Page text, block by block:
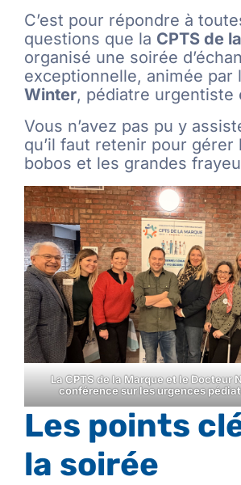
C’est pour répondre à
questions que la CPTS de
organisé une soirée
exceptionnelle, animée par
Winter, pédiatre urgentiste
Vous n’avez pas pu y
qu’il faut retenir pour gérer
bobos et les grandes
La CPTS de la Marque et le Docteur
conférence sur les urgences
Les points
la soirée